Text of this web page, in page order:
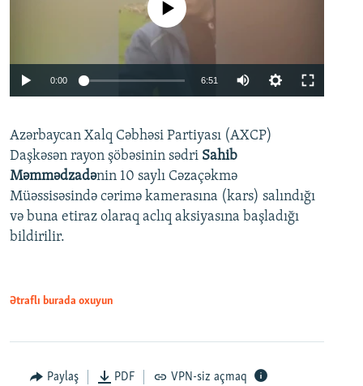
Auto 240p 360p
720p 1080p
No media source currently available
0:00 6:51
360p
720p
1080p
Azərbaycan Xalq Cəbhəsi Partiyası (AXCP)
Daşkəsən rayon şöbəsinin sədri Sahib
Məmmədzadənin 10 saylı Cəzaçəkmə
Müəssisəsində cərimə kamerasına (kars) salındığı
və buna etiraz olaraq aclıq aksiyasına başladığı
bildirilir.
Ətraflı burada oxuyun
Paylaş PDF VPN-siz açmaq